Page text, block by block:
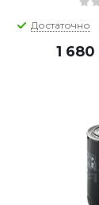
Достаточно
1 680